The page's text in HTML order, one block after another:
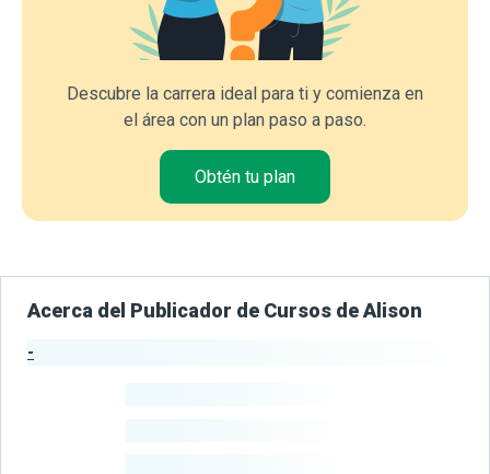
Descubre la carrera ideal para ti y comienza en
el área con un plan paso a paso.
Obtén tu plan
Acerca del Publicador de Cursos de Alison
-